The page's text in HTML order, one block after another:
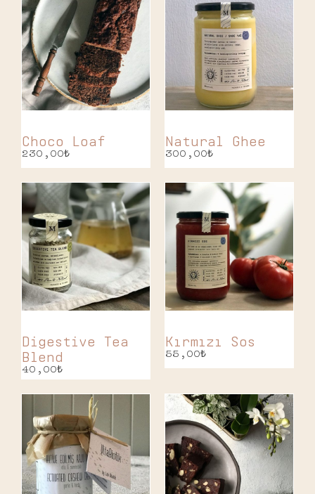
Choco Loaf
230,00₺
Natural Ghee
300,00₺
Digestive Tea
Blend
40,00₺
Kırmızı Sos
55,00₺